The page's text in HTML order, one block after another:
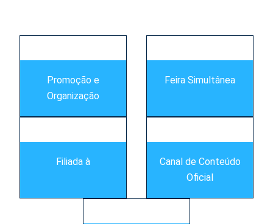
Promoção e
Organização
Feira Simultânea
Filiada à
Canal de Conteúdo
Oficial